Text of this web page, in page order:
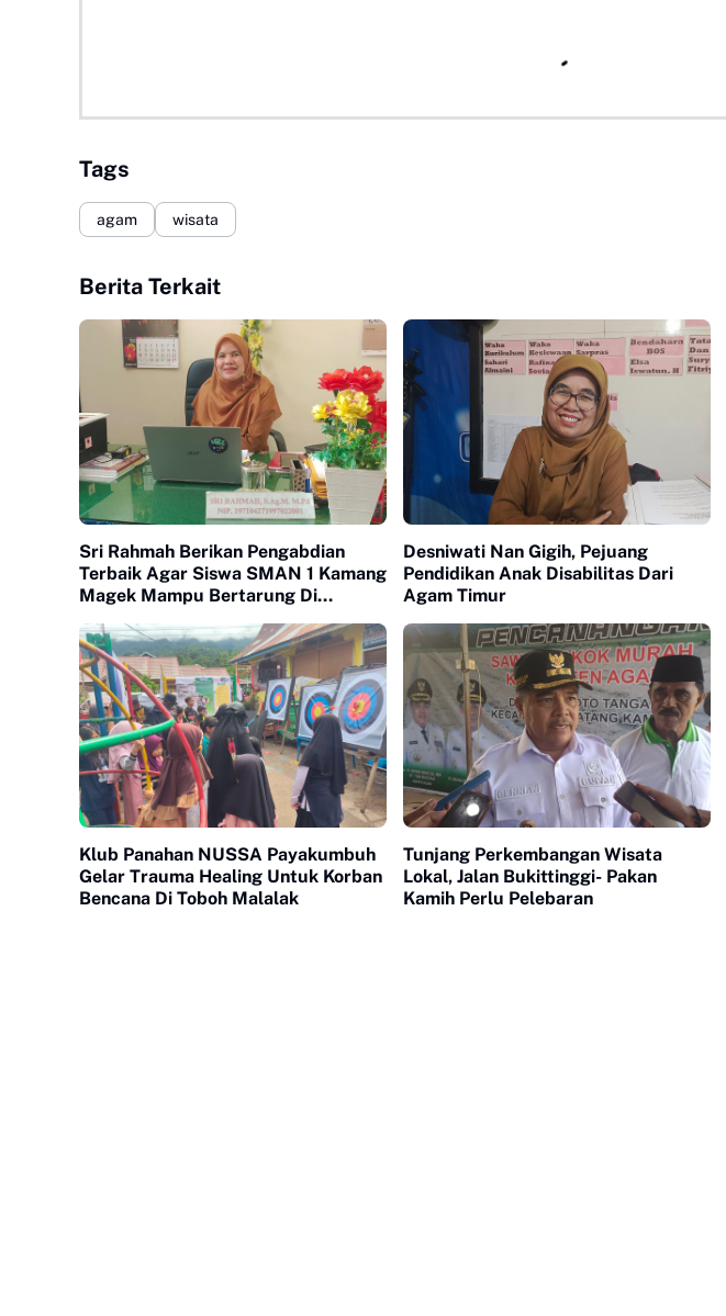
Tags
agam wisata
Berita Terkait
Sri Rahmah Berikan Pengabdian
Terbaik Agar Siswa SMAN 1 Kamang
Magek Mampu Bertarung Di
Desniwati Nan Gigih, Pejuang
Pendidikan Anak Disabilitas Dari
Agam Timur
Klub Panahan NUSSA Payakumbuh
Gelar Trauma Healing Untuk Korban
Bencana Di Toboh Malalak
Tunjang Perkembangan Wisata
Lokal, Jalan Bukittinggi- Pakan
Kamih Perlu Pelebaran